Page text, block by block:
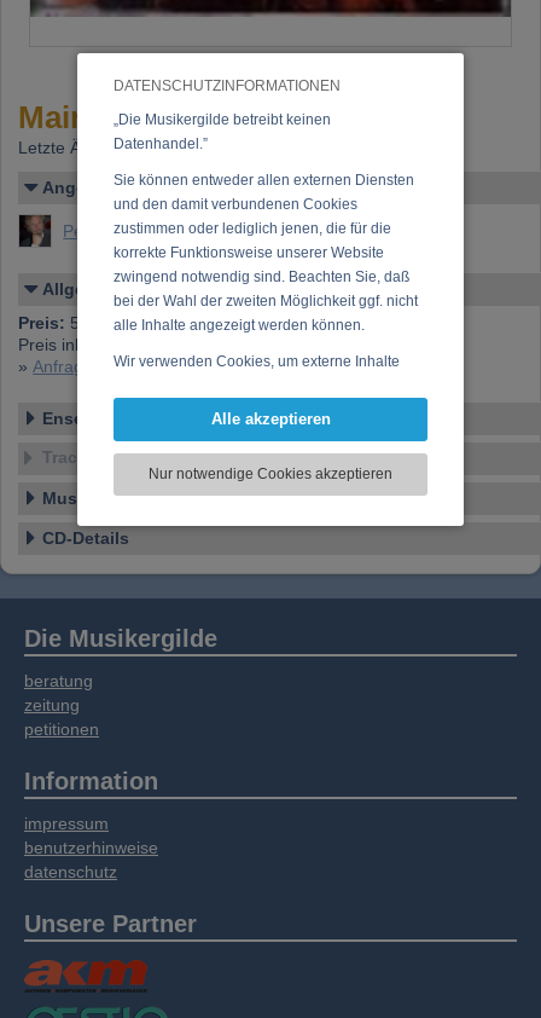
DATENSCHUTZINFORMATIONEN
„Die Musikergilde betreibt keinen
Datenhandel.”
Sie können entweder allen externen Diensten
und den damit verbundenen Cookies
zustimmen oder lediglich jenen, die für die
korrekte Funktionsweise unserer Website
zwingend notwendig sind. Beachten Sie, daß
bei der Wahl der zweiten Möglichkeit ggf. nicht
alle Inhalte angezeigt werden können.
Wir verwenden Cookies, um externe Inhalte
Funktionen für soziale Medien anbieten zu
zu analysieren. Dabei werden ggf.
Informationen zu Ihrer Verwendung unserer
soziale Medien, Werbung und Analysen
Informationen möglicherweise mit weiteren
Daten zusammen, die Sie bereitgestellt haben
oder die sie im Rahmen Ihrer Nutzung der
Dienste gesammelt haben.
Alle akzeptieren
Nur notwendige Cookies akzeptieren
Main Street - A cappella
Letzte Änderung: 07.09.2021
Angelegt von
Peterson, Kai (Kai Henry)
Allgemeines
Preis: 5,74 €
Preis inkl. 20% USt., exkl. Versandspesen (Postgebühren)
»Anfrage zu dieser CD
Ensemble
Tracklist
Musikstile
CD-Details
Die Musikergilde
beratung
zeitung
petitionen
Information
impressum
benutzerhinweise
datenschutz
Unsere Partner